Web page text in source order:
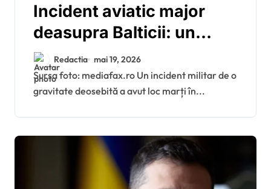
Incident aviatic major
deasupra Balticii: un
avion F-16 românesc a
doborât o dronă în
Estonia, în timp ce
Ucraina acuză un sabotaj
electronic rusesc
Redactia mai 19, 2026
Sursa foto: mediafax.ro Un incident militar de o
gravitate deosebită a avut loc marți în...